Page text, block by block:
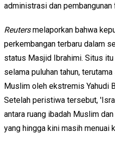
administrasi dan
Reutersmelaporkan bahwa
perkembangan terbaru dalam
status Masjid Ibrahimi. Situs
selama puluhan tahun,
Muslim oleh ekstremis Yahudi
Setelah peristiwa tersebut,
antara ruang ibadah Muslim
yang hingga kini masih menuai